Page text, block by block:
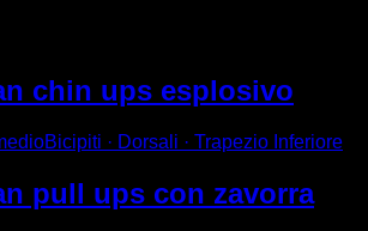
chin ups esplosivo
Bicipiti · Dorsali · Trapezio Inferiore
pull ups con zavorra